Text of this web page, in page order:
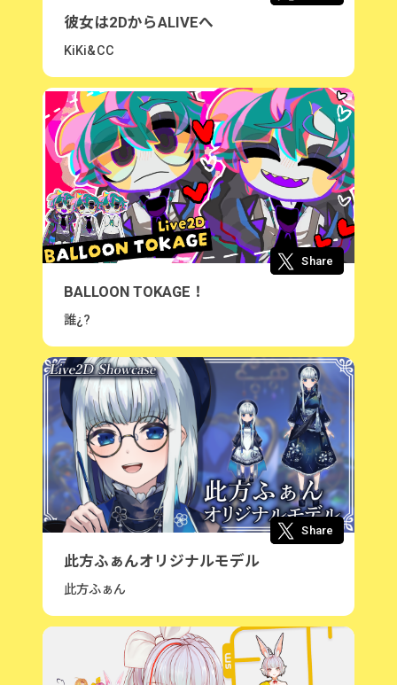
彼女は2DからALIVEへ
KiKi&CC
BALLOON TOKAGE！
誰¿?
Share
此方ふぁんオリジナルモデル
此方ふぁん
Share